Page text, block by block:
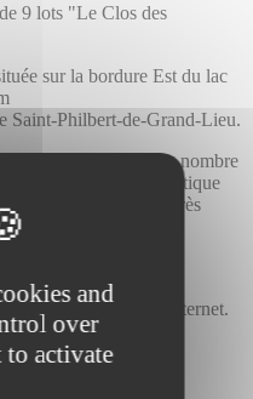
and
over
activate
9 lots "Le Clos des
sur la bordure Est du lac
Saint-Philbert-de-Grand-Lieu.
dynamique tant par le nombre
: sport, culture, artistique
des associations sont très
sur notre site internet.